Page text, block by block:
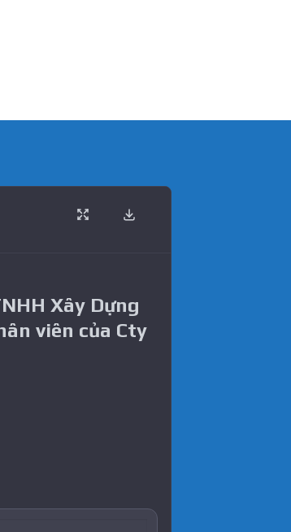
Xây Dựng
viên của Cty